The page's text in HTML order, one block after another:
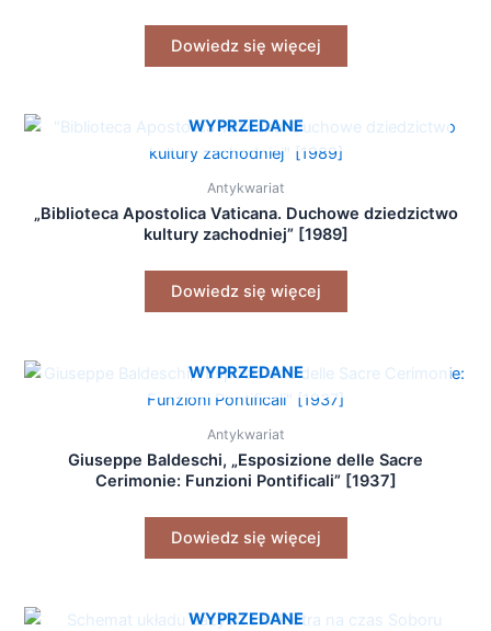
Dowiedz się więcej
WYPRZEDANE
Antykwariat
„Biblioteca Apostolica Vaticana. Duchowe dziedzictwo
kultury zachodniej” [1989]
Dowiedz się więcej
WYPRZEDANE
Antykwariat
Giuseppe Baldeschi, „Esposizione delle Sacre
Cerimonie: Funzioni Pontificali” [1937]
Dowiedz się więcej
WYPRZEDANE